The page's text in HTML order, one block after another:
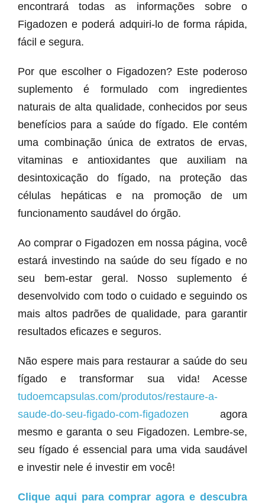
encontrará todas as informações sobre o
Figadozen e poderá adquiri-lo de forma rápida,
fácil e segura.
Por que escolher o Figadozen? Este poderoso
suplemento é formulado com ingredientes
naturais de alta qualidade, conhecidos por seus
benefícios para a saúde do fígado. Ele contém
uma combinação única de extratos de ervas,
vitaminas e antioxidantes que auxiliam na
desintoxicação do fígado, na proteção das
células hepáticas e na promoção de um
funcionamento saudável do órgão.
Ao comprar o Figadozen em nossa página, você
estará investindo na saúde do seu fígado e no
seu bem-estar geral. Nosso suplemento é
desenvolvido com todo o cuidado e seguindo os
mais altos padrões de qualidade, para garantir
resultados eficazes e seguros.
Não espere mais para restaurar a saúde do seu
fígado e transformar sua vida! Acesse
tudoemcapsulas.com/produtos/restaure-a-
saude-do-seu-figado-com-figadozen agora
mesmo e garanta o seu Figadozen. Lembre-se,
seu fígado é essencial para uma vida saudável
e investir nele é investir em você!
Clique aqui para comprar agora e descubra